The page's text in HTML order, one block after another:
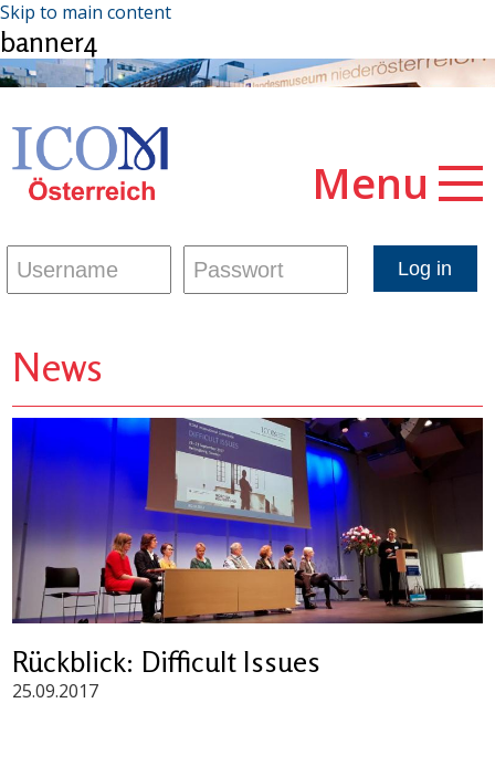
Skip to main content
banner4
Menu
News
Rückblick: Difficult Issues
25.09.2017